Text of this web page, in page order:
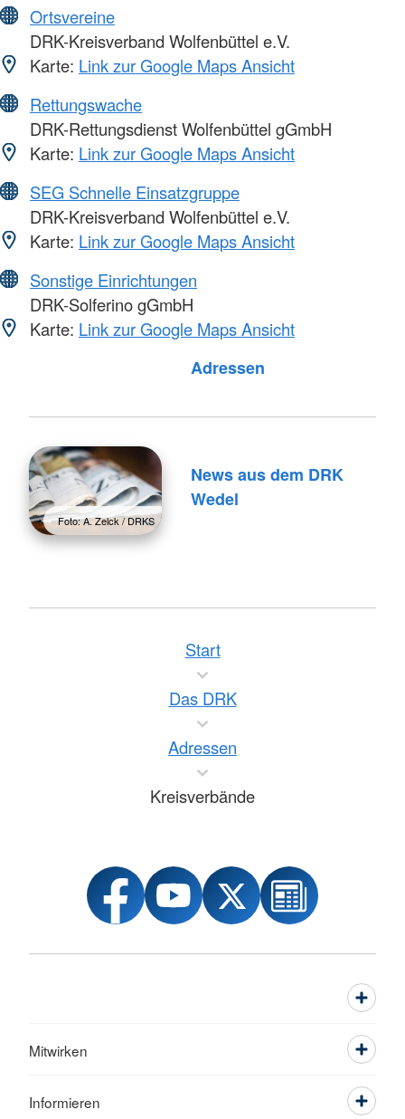
Ortsvereine
DRK-Kreisverband Wolfenbüttel e.V.
Karte: Link zur Google Maps Ansicht
Rettungswache
DRK-Rettungsdienst Wolfenbüttel gGmbH
Karte: Link zur Google Maps Ansicht
SEG Schnelle Einsatzgruppe
DRK-Kreisverband Wolfenbüttel e.V.
Karte: Link zur Google Maps Ansicht
Sonstige Einrichtungen
DRK-Solferino gGmbH
Karte: Link zur Google Maps Ansicht
Adressen
Foto: A. Zelck / DRKS
News aus dem DRK
Wedel
Start
Das DRK
Adressen
Kreisverbände
Mitwirken
Informieren